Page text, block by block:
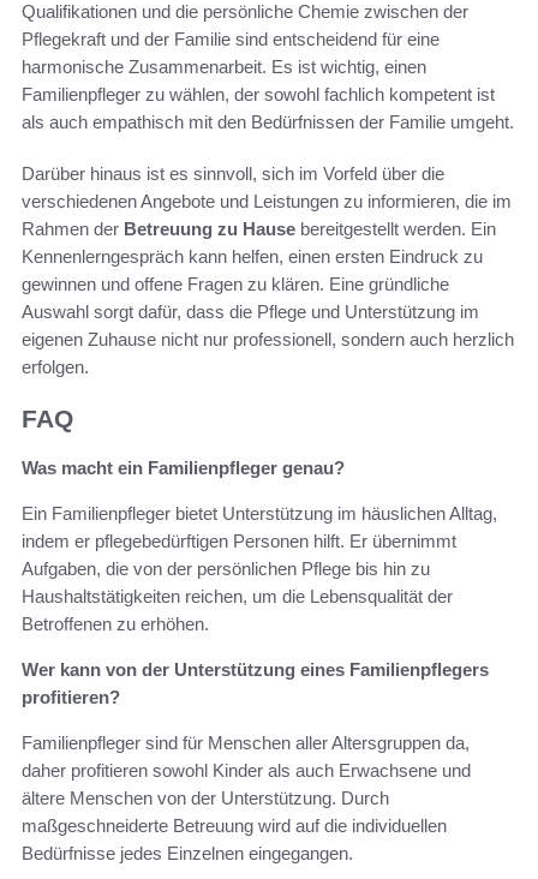
Qualifikationen und die persönliche Chemie zwischen der
Pflegekraft und der Familie sind entscheidend für eine
harmonische Zusammenarbeit. Es ist wichtig, einen
Familienpfleger zu wählen, der sowohl fachlich kompetent ist
als auch empathisch mit den Bedürfnissen der Familie umgeht.
Darüber hinaus ist es sinnvoll, sich im Vorfeld über die
verschiedenen Angebote und Leistungen zu informieren, die im
Rahmen der Betreuung zu Hause bereitgestellt werden. Ein
Kennenlerngespräch kann helfen, einen ersten Eindruck zu
gewinnen und offene Fragen zu klären. Eine gründliche
Auswahl sorgt dafür, dass die Pflege und Unterstützung im
eigenen Zuhause nicht nur professionell, sondern auch herzlich
erfolgen.
FAQ
Was macht ein Familienpfleger genau?
Ein Familienpfleger bietet Unterstützung im häuslichen Alltag,
indem er pflegebedürftigen Personen hilft. Er übernimmt
Aufgaben, die von der persönlichen Pflege bis hin zu
Haushaltstätigkeiten reichen, um die Lebensqualität der
Betroffenen zu erhöhen.
Wer kann von der Unterstützung eines Familienpflegers
profitieren?
Familienpfleger sind für Menschen aller Altersgruppen da,
daher profitieren sowohl Kinder als auch Erwachsene und
ältere Menschen von der Unterstützung. Durch
maßgeschneiderte Betreuung wird auf die individuellen
Bedürfnisse jedes Einzelnen eingegangen.